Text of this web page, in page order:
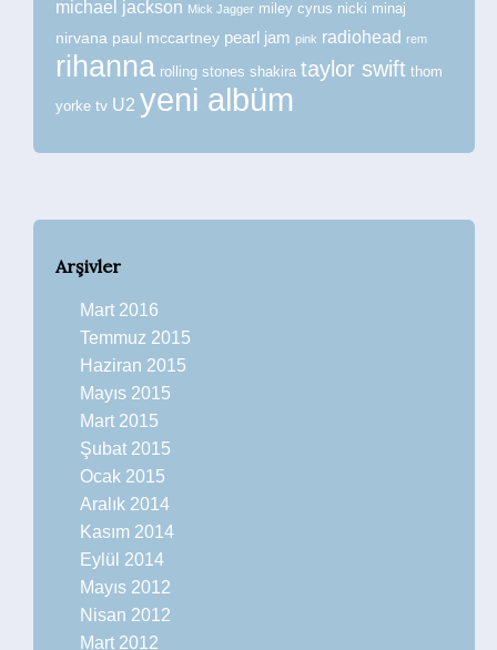
michael jackson Mick Jagger miley cyrus nicki minaj
nirvana paul mccartney pearl jam pink radiohead rem
rihanna rolling stones shakira taylor swift thom
yorke tv U2 yeni albüm
Arşivler
Mart 2016
Temmuz 2015
Haziran 2015
Mayıs 2015
Mart 2015
Şubat 2015
Ocak 2015
Aralık 2014
Kasım 2014
Eylül 2014
Mayıs 2012
Nisan 2012
Mart 2012